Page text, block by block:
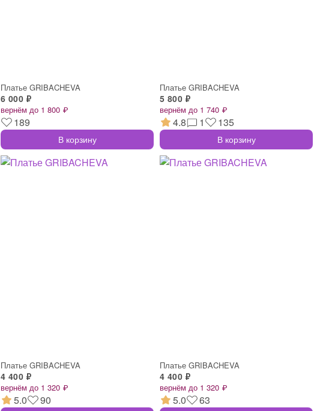
Платье GRIBACHEVA
6 000 ₽
вернём до 1 800 ₽
189
В корзину
Платье GRIBACHEVA
5 800 ₽
вернём до 1 740 ₽
4.8 1 135
В корзину
Платье GRIBACHEVA
4 400 ₽
вернём до 1 320 ₽
5.0 90
Платье GRIBACHEVA
4 400 ₽
вернём до 1 320 ₽
5.0 63